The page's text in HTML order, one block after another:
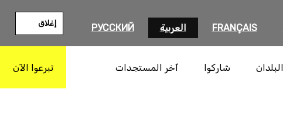
FRANÇAIS العربية РУССКИЙ إغلاق
البلدان شاركوا آخر المستجدات تبرعوا الآن